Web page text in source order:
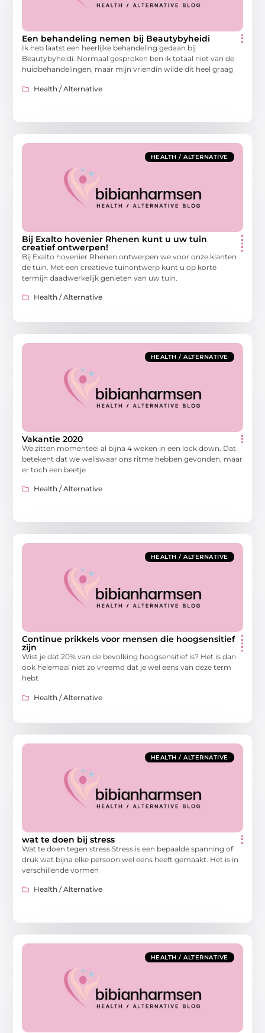
Een behandeling nemen bij Beautybyheidi
Ik heb laatst een heerlijke behandeling gedaan bij
Beautybyheidi. Normaal gesproken ben ik totaal niet van de
huidbehandelingen, maar mijn vriendin wilde dit heel graag
Health / Alternative
HEALTH / ALTERNATIVE
Bij Exalto hovenier Rhenen kunt u uw tuin
creatief ontwerpen!
Bij Exalto hovenier Rhenen ontwerpen we voor onze klanten
de tuin. Met een creatieve tuinontwerp kunt u op korte
termijn daadwerkelijk genieten van uw tuin.
Health / Alternative
HEALTH / ALTERNATIVE
Vakantie 2020
We zitten momenteel al bijna 4 weken in een lock down. Dat
betekent dat we weliswaar ons ritme hebben gevonden, maar
er toch een beetje
Health / Alternative
HEALTH / ALTERNATIVE
Continue prikkels voor mensen die hoogsensitief
zijn
Wist je dat 20% van de bevolking hoogsensitief is? Het is dan
ook helemaal niet zo vreemd dat je wel eens van deze term
hebt
Health / Alternative
HEALTH / ALTERNATIVE
wat te doen bij stress
Wat te doen tegen stress Stress is een bepaalde spanning of
druk wat bijna elke persoon wel eens heeft gemaakt. Het is in
verschillende vormen
Health / Alternative
HEALTH / ALTERNATIVE